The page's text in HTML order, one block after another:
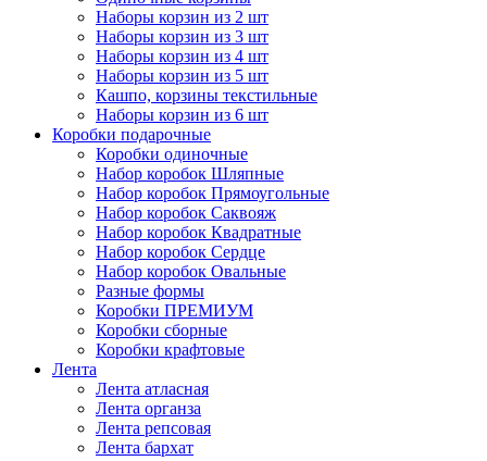
Наборы корзин из 2 шт
Наборы корзин из 3 шт
Наборы корзин из 4 шт
Наборы корзин из 5 шт
Кашпо, корзины текстильные
Наборы корзин из 6 шт
Коробки подарочные
Коробки одиночные
Набор коробок Шляпные
Набор коробок Прямоугольные
Набор коробок Саквояж
Набор коробок Квадратные
Набор коробок Сердце
Набор коробок Овальные
Разные формы
Коробки ПРЕМИУМ
Коробки сборные
Коробки крафтовые
Лента
Лента атласная
Лента органза
Лента репсовая
Лента бархат